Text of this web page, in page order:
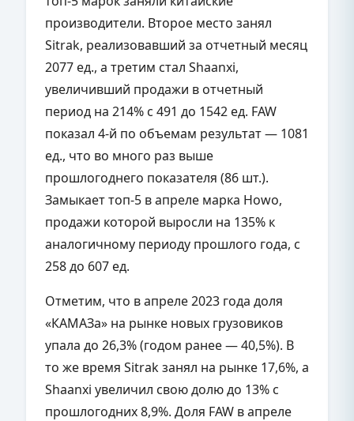
производители. Второе место занял
Sitrak, реализовавший за отчетный месяц
2077 ед., а третим стал Shaanxi,
увеличивший продажи в отчетный
период на 214% с 491 до 1542 ед. FAW
показал 4-й по объемам результат — 1081
ед., что во много раз выше
прошлогоднего показателя (86 шт.).
Замыкает топ-5 в апреле марка Howo,
продажи которой выросли на 135% к
аналогичному периоду прошлого года, с
258 до 607 ед.
Отметим, что в апреле 2023 года доля
«КАМАЗа» на рынке новых грузовиков
упала до 26,3% (годом ранее — 40,5%). В
то же время Sitrak занял на рынке 17,6%, а
Shaanxi увеличил свою долю до 13% с
прошлогодних 8,9%. Доля FAW в апреле